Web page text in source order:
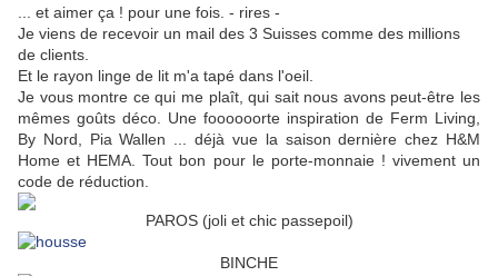
... et aimer ça ! pour une fois. - rires -
Je viens de recevoir un mail des 3 Suisses comme des millions
de clients.
Et le rayon linge de lit m'a tapé dans l'oeil.
Je vous montre ce qui me plaît, qui sait nous avons peut-être les
mêmes goûts déco. Une foooooorte inspiration de Ferm Living,
By Nord, Pia Wallen ... déjà vue la saison dernière chez H&M
Home et HEMA. Tout bon pour le porte-monnaie ! vivement un
code de réduction.
PAROS (joli et chic passepoil)
BINCHE